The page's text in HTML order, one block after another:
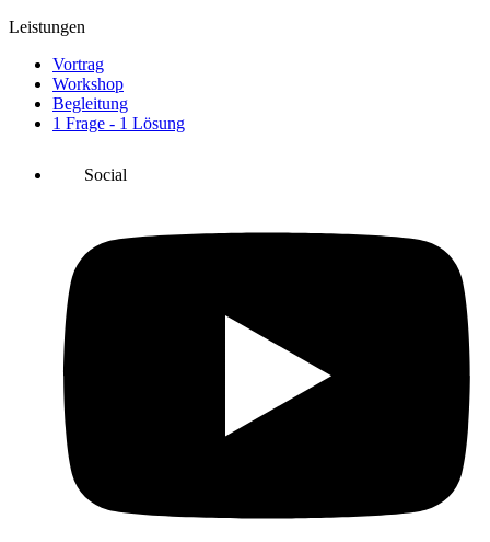
Leistungen
Vortrag
Workshop
Begleitung
1 Frage - 1 Lösung
Social